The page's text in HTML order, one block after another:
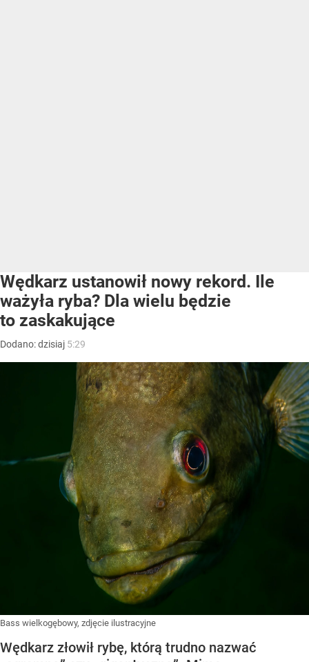
Wędkarz ustanowił nowy rekord. Ile
ważyła ryba? Dla wielu będzie
to zaskakujące
Dodano:dzisiaj 5:29
Bass wielkogębowy, zdjęcie ilustracyjne
Wędkarz złowił rybę, którą trudno nazwać